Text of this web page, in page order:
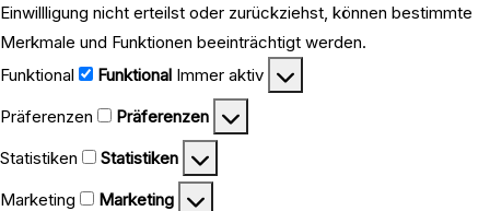
Einwillligung nicht erteilst oder zurückziehst, können bestimmte
Merkmale und Funktionen beeinträchtigt werden.
Funktional
Funktional Immer aktiv
Präferenzen
Präferenzen
Statistiken
Statistiken
Marketing
Marketing